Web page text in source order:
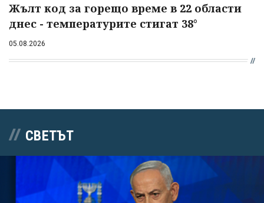
Жълт код за горещо време в 22 области
днес - температурите стигат 38°
05.08.2026
СВЕТЪТ